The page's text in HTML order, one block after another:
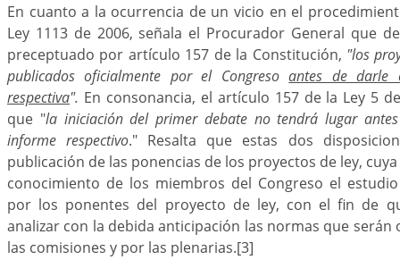
En cuanto a la ocurrencia de un vicio en el
Ley 1113 de 2006, señala el Procurador General que
preceptuado por artículo 157 de la Constitución, "los
publicados oficialmente por el Congresoantes de darle
respectiva". En consonancia, el artículo 157 de la Ley 5
que "la iniciación del primer debate no tendrá lugar
informe respectivo." Resalta que estas dos
publicación de las ponencias de los proyectos de ley,
conocimiento de los miembros del Congreso el
por los ponentes del proyecto de ley, con el fin de
analizar con la debida anticipación las normas que
las comisiones y por las plenarias.[3]